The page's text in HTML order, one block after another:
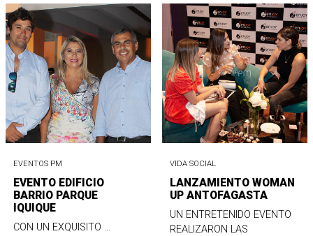
EVENTOS PM
EVENTO EDIFICIO
BARRIO PARQUE
IQUIQUE
CON UN EXQUISITO ...
VIDA SOCIAL
LANZAMIENTO WOMAN
UP ANTOFAGASTA
UN ENTRETENIDO EVENTO
REALIZARON LAS